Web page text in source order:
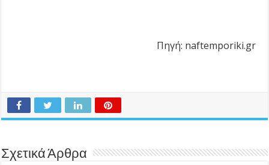
Πηγή: naftemporiki.gr
Σχετικά Άρθρα